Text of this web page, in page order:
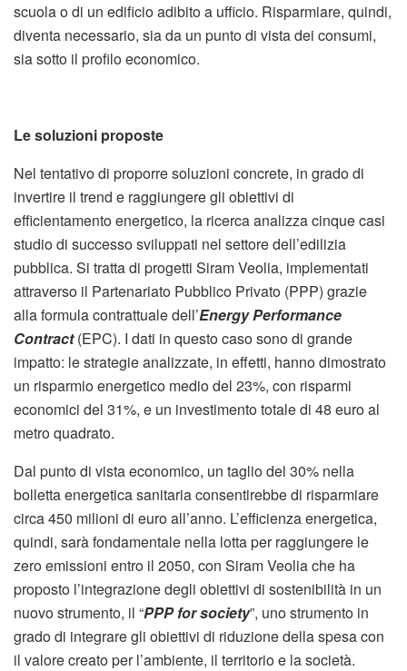
scuola o di un edificio adibito a ufficio. Risparmiare, quindi,
diventa necessario, sia da un punto di vista dei consumi,
sia sotto il profilo economico.
Le soluzioni proposte
Nel tentativo di proporre soluzioni concrete, in grado di
invertire il trend e raggiungere gli obiettivi di
efficientamento energetico, la ricerca analizza cinque casi
studio di successo sviluppati nel settore dell’edilizia
pubblica. Si tratta di progetti Siram Veolia, implementati
attraverso il Partenariato Pubblico Privato (PPP) grazie
alla formula contrattuale dell’Energy Performance
Contract(EPC). I dati in questo caso sono di grande
impatto: le strategie analizzate, in effetti, hanno dimostrato
un risparmio energetico medio del 23%, con risparmi
economici del 31%, e un investimento totale di 48 euro al
metro quadrato.
Dal punto di vista economico, un taglio del 30% nella
bolletta energetica sanitaria consentirebbe di risparmiare
circa 450 milioni di euro all’anno. L’efficienza energetica,
quindi, sarà fondamentale nella lotta per raggiungere le
zero emissioni entro il 2050, con Siram Veolia che ha
proposto l’integrazione degli obiettivi di sostenibilità in un
nuovo strumento, il “PPP for society”, uno strumento in
grado di integrare gli obiettivi di riduzione della spesa con
il valore creato per l’ambiente, il territorio e la società.